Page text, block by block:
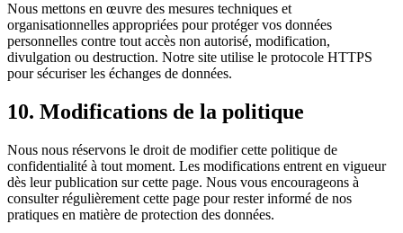
Nous mettons en œuvre des mesures techniques et
organisationnelles appropriées pour protéger vos données
personnelles contre tout accès non autorisé, modification,
divulgation ou destruction. Notre site utilise le protocole HTTPS
pour sécuriser les échanges de données.
10. Modifications de la politique
Nous nous réservons le droit de modifier cette politique de
confidentialité à tout moment. Les modifications entrent en vigueur
dès leur publication sur cette page. Nous vous encourageons à
consulter régulièrement cette page pour rester informé de nos
pratiques en matière de protection des données.